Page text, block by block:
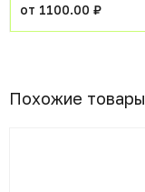
от 1100.00 ₽
Похожие товары